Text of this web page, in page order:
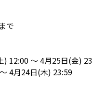
で
12:00 ～ 4月25日(金)
4月24日(木) 23:59